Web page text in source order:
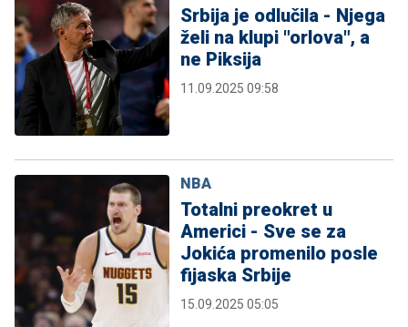
Srbija je odlučila - Njega
želi na klupi "orlova", a
ne Piksija
11.09.2025 09:58
NBA
Totalni preokret u
Americi - Sve se za
Jokića promenilo posle
fijaska Srbije
15.09.2025 05:05